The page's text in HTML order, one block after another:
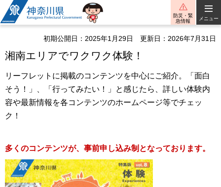
神奈川県
防災・緊
急情報
メニュー
初期公開日：2025年1月29日 更新日：2026年7月31日
湘南エリアでワクワク体験！
リーフレットに掲載のコンテンツを中心にご紹介。「面白
そう！」、「行ってみたい！」と感じたら、詳しい体験内
容や最新情報を各コンテンツのホームページ等でチェッ
ク！
多くのコンテンツが、事前申し込み制となっております。